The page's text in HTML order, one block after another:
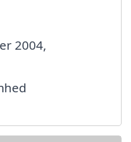
2004,